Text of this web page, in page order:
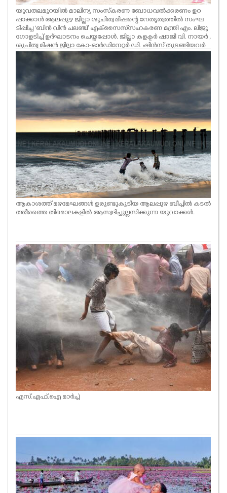
യുവതലമുറയിൽ മാലിന്യ സംസ്കരണ ബോധവൽക്കരണം ഉറ
പ്പാക്കാൻ ആലപ്പുഴ ജില്ലാ ശുചിത്വ മിഷന്റെ നേതൃത്വത്തിൽ സംഘ
ടിപ്പിച്ച 'ബിൻ വിൻ ചലഞ്ച്' എക്സൈസ് സഹകരണ മന്ത്രി എം. ലിജു
ഗോളടിച്ച് ഉദ്ഘാടനം ചെയ്തപ്പോൾ. ജില്ലാ കളക്ടർ ഷാജി വി. നായർ ,
ശുചിത്വ മിഷൻ ജില്ലാ കോ-ഓർഡിനേറ്റർ ഡി. ഷിൻസ് തുടങ്ങിയവർ
സമീപം
ആകാശത്ത് മഴമേഘങ്ങൾ ഉരുണ്ടുകൂടിയ ആലപ്പുഴ ബീച്ചിൽ കടൽ
ത്തീരത്തെ തിരമാലകളിൽ ആസ്വദിച്ചുല്ലസിക്കുന്ന യുവാക്കൾ.
എസ്.എഫ്.ഐ മാർച്ച്